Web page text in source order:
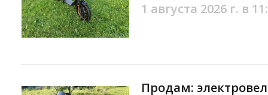
1 августа 2026 г. в
Продам: